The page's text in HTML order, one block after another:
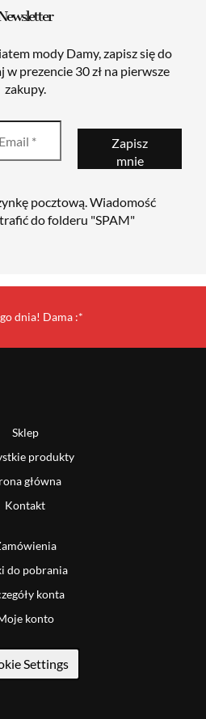
mody Damy, zapisz się do
prezencie 30 zł na pierwsze
zakupy.
pocztową. Wiadomość
do folderu "SPAM"
dnia! Dama :*
Sklep
produkty
główna
Kontakt
do pobrania
konta
konto
Settings